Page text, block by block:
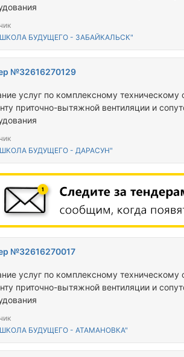
БУДУЩЕГО - ЗАБАЙКАЛЬСК"
№32616270129
услуг по комплексному
приточно-вытяжной вентиляции и
БУДУЩЕГО - ДАРАСУН"
№32616270017
услуг по комплексному
приточно-вытяжной вентиляции и
БУДУЩЕГО - АТАМАНОВКА"